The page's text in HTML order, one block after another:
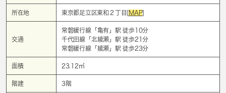
所在地 東京都足立区東和２丁目[MAP]
交通
常磐緩行線「 亀有 」駅 徒歩10分
千代田線「 北綾瀬 」駅 徒歩21分
常磐緩行線「 綾瀬 」駅 徒歩23分
面積 23.12㎡
階建 3階